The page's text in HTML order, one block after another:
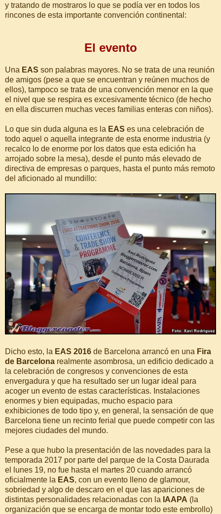
y tratando de mostraros lo que se podía ver en todos los
rincones de esta importante convención continental:
El evento
Una EAS son palabras mayores. No se trata de una reunión
de amigos (pese a que se encuentran y reúnen muchos de
ellos), tampoco se trata de una convención menor en la que
el nivel que se respira es excesivamente técnico (de hecho
en ella discurren muchas veces familias enteras con niños).
Lo que sin duda alguna es la EAS es una celebración de
todo aquel o aquella integrante de esta enorme industria (y
recalco lo de enorme por los datos que esta edición ha
arrojado sobre la mesa), desde el punto más elevado de
directiva de empresas o parques, hasta el punto más remoto
del aficionado al mundillo:
Dicho esto, la EAS 2016 de Barcelona arrancó en una Fira
de Barcelona realmente asombrosa, un edificio dedicado a
la celebración de congresos y convenciones de esta
envergadura y que ha resultado ser un lugar ideal para
acoger un evento de estas características. Instalaciones
enormes y bien equipadas, mucho espacio para
exhibiciones de todo tipo y, en general, la sensación de que
Barcelona tiene un recinto ferial que puede competir con las
mejores ciudades del mundo.
Pese a que hubo la presentación de las novedades para la
temporada 2017 por parte del parque de la Costa Daurada
el lunes 19, no fue hasta el martes 20 cuando arrancó
oficialmente la EAS, con un evento lleno de glamour,
sobriedad y algo de descaro en el que las apariciones de
distintas personalidades relacionadas con la IAAPA (la
organización que se encarga de montar todo este embrollo)